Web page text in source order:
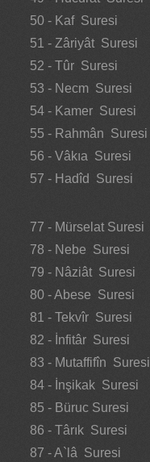
50 - Kaf Suresi
51 - Zâriyât Suresi
52 - Tûr Suresi
53 - Necm Suresi
54 - Kamer Suresi
55 - Rahmân Suresi
56 - Vâkıa Suresi
57 - Hadîd Suresi
77 - Mürselat Suresi
78 - Nebe Suresi
79 - Nâziât Suresi
80 - Abese Suresi
81 - Tekvîr Suresi
82 - İnfitâr Suresi
83 - Mutaffifîn Suresi
84 - İnşikak Suresi
85 - Büruc Suresi
86 - Târık Suresi
87 - A`lâ Suresi